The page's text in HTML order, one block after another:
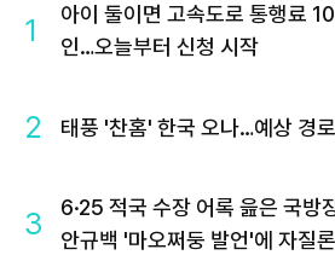
1
아이 둘이면 고속도로 통행료
인…오늘부터 신청 시작
2 태풍 '찬홈' 한국 오나…예상 경
3
6·25 적국 수장 어록 읊은 국방
안규백 '마오쩌둥 발언'에 자질론